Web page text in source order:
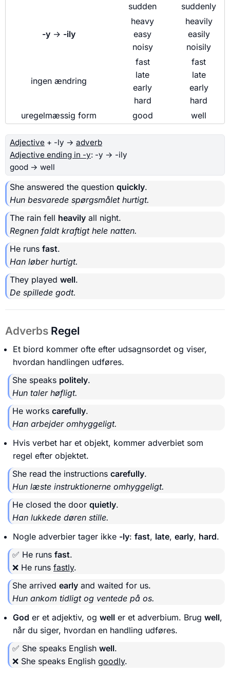
sudden
suddenly
-y → -ily
heavy
easy
noisy
heavily
easily
noisily
ingen ændring
fast
late
early
hard
fast
late
early
hard
uregelmæssig form
good well
Adjective + -ly → adverb
Adjective ending in -y: -y → -ily
good → well
She answered the question quickly.
Hun besvarede spørgsmålet hurtigt.
The rain fell heavily all night.
Regnen faldt kraftigt hele natten.
He runs fast.
Han løber hurtigt.
They played well.
De spillede godt.
Adverbs Regel
Et biord kommer ofte efter udsagnsordet og viser,
hvordan handlingen udføres.
She speaks politely.
Hun taler høfligt.
He works carefully.
Han arbejder omhyggeligt.
Hvis verbet har et objekt, kommer adverbiet som
regel efter objektet.
She read the instructions carefully.
Hun læste instruktionerne omhyggeligt.
He closed the door quietly.
Han lukkede døren stille.
Nogle adverbier tager ikke -ly: fast, late, early, hard.
✅ He runs fast.
❌ He runs fastly.
She arrived early and waited for us.
Hun ankom tidligt og ventede på os.
God er et adjektiv, og well er et adverbium. Brug well,
når du siger, hvordan en handling udføres.
✅ She speaks English well.
❌ She speaks English goodly.